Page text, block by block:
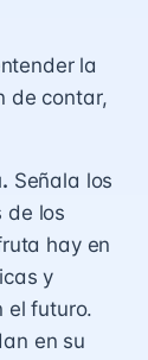
la
de contar,
Señala los
de los
hay en
y
el futuro.
en su